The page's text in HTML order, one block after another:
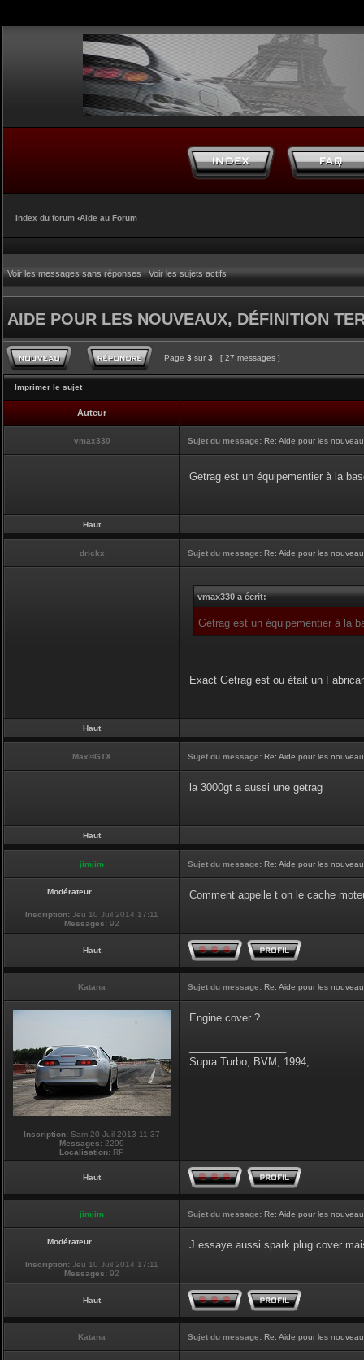
Index du forum ‹Aide au Forum
Voir les messages sans réponses|Voir les sujets actifs
AIDE POUR LES NOUVEAUX, DÉFINITION
Page 3 sur 3 [ 27 messages ]
Imprimer le sujet
Auteur
vmax330 Sujet du message: Re: Aide pour les
Getrag est un équipementier à la
Haut
drickx Sujet du message: Re: Aide pour les
vmax330 a écrit:
Getrag est un équipementier à la
Exact Getrag est ou était un
Haut
Max©GTX Sujet du message: Re: Aide pour les
la 3000gt a aussi une getrag
Haut
jimjim Sujet du message: Re: Aide pour les
Modérateur
Inscription: Jeu 10 Juil 2014 17:11
Messages: 92
Comment appelle t on le cache
Haut
Katana Sujet du message: Re: Aide pour les
Inscription: Sam 20 Juil 2013 11:37
Messages: 2299
Localisation: RP
Engine cover ?
Supra Turbo, BVM, 1994,
Haut
jimjim Sujet du message: Re: Aide pour les
Modérateur
Inscription: Jeu 10 Juil 2014 17:11
Messages: 92
J essaye aussi spark plug cover
Haut
Katana Sujet du message: Re: Aide pour les